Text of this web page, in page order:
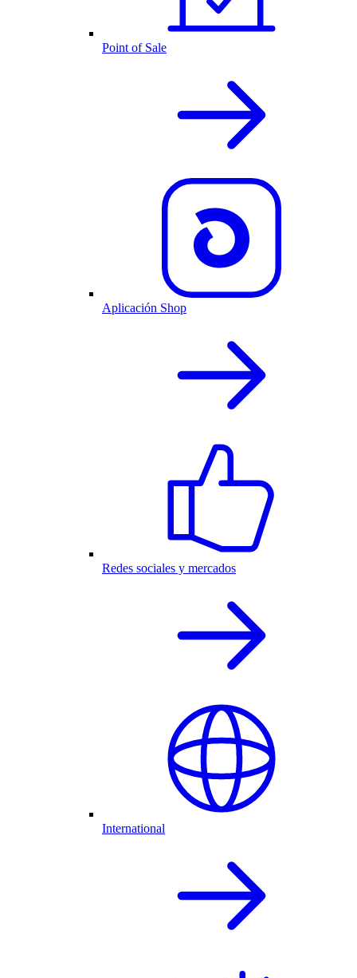
Point of Sale
Aplicación Shop
Redes sociales y mercados
International